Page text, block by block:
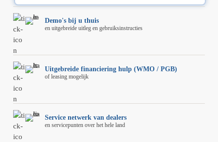
Demo's bij u thuis
en uitgebreide uitleg en gebruiksinstructies
Uitgebreide financiering hulp (WMO / PGB)
of leasing mogelijk
Service netwerk van dealers
en servicepunten over het hele land